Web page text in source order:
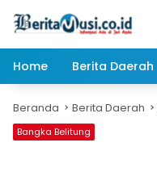
Home
Berita Daerah
Beranda Berita Daerah
Bangka Belitung